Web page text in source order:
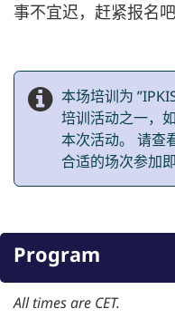
事不宜迟，赶紧报名吧
本场培训为
培训活动之一，
本次活动。 请查
合适的场次参加即
All times are CET.
Program